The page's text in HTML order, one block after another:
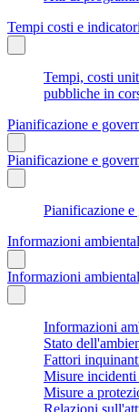
Tempi costi e
Tempi, costi
pubbliche in
Pianificazione e
Pianificazione e
Pianificazione
Informazioni
Informazioni
Informazioni
Stato
Fattori
Misure incidenti
Misure a
Relazioni